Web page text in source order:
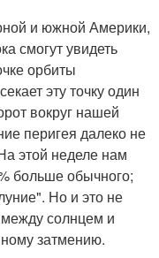
и южной Америки,
смогут увидеть
орбиты
эту точку один
вокруг нашей
перигея далеко не
этой неделе нам
больше обычного;
Но и это не
солнцем и
затмению.